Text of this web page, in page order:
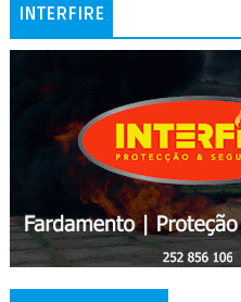
INTERFIRE